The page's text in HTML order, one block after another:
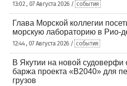
13:02 , 07 Августа 2026 / события
Глава Морской коллегии
морскую лабораторию в Рио-
12:44 , 07 Августа 2026 / события
В Якутии на новой судоверфи
баржа проекта «В2040» для
грузов